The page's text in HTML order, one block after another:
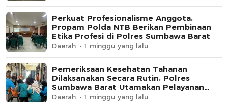
Perkuat Profesionalisme Anggota,
Propam Polda NTB Berikan Pembinaan
Etika Profesi di Polres Sumbawa Barat
Daerah 1 minggu yang lalu
Pemeriksaan Kesehatan Tahanan
Dilaksanakan Secara Rutin, Polres
Sumbawa Barat Utamakan Pelayanan
Humanis
Daerah 1 minggu yang lalu